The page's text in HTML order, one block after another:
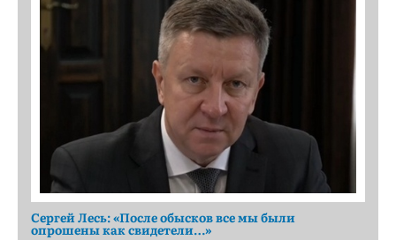
Сергей Лесь: «После обысков все мы были
опрошены как свидетели…»